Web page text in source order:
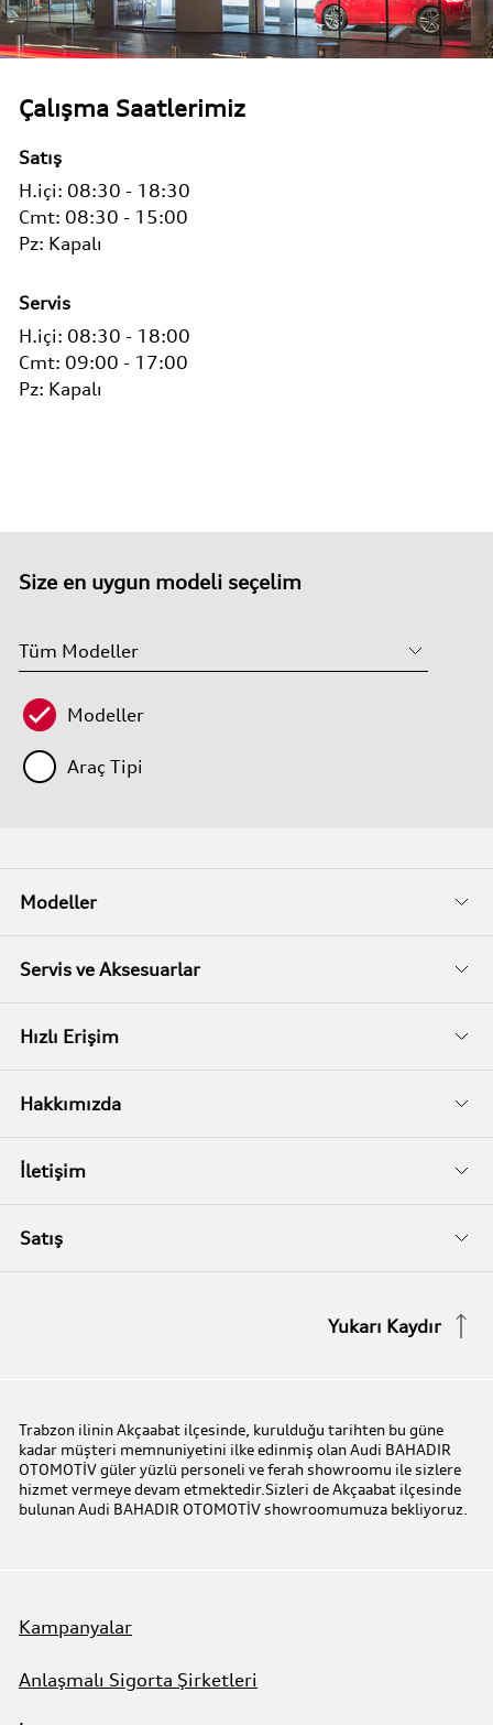
Çalışma Saatlerimiz
Satış
H.içi: 08:30 - 18:30
Cmt: 08:30 - 15:00
Pz: Kapalı
Servis
H.içi: 08:30 - 18:00
Cmt: 09:00 - 17:00
Pz: Kapalı
Size en uygun modeli seçelim
Modeller
Araç Tipi
Modeller
Fiyat Listeleri
Kampanyalar
Servis ve Aksesuarlar
Audi Garanti
Audi Kasko
Audi Garanti Plus
Serviste Prestijin 7 Prensibi
Audi Online Team
Benim Audim
Hızlı Erişim
Servis Randevusu
Hakkımızda
Biz Kimiz?
İletişim
İletişim Bilgileri
Satış
Audi prime :plus
Yukarı Kaydır
Trabzon ilinin Akçaabat ilçesinde, kurulduğu tarihten bu güne
kadar müşteri memnuniyetini ilke edinmiş olan Audi BAHADIR
OTOMOTİV güler yüzlü personeli ve ferah showroomu ile sizlere
hizmet vermeye devam etmektedir.Sizleri de Akçaabat ilçesinde
bulunan Audi BAHADIR OTOMOTİV showroomumuza bekliyoruz.
Kampanyalar
Anlaşmalı Sigorta Şirketleri